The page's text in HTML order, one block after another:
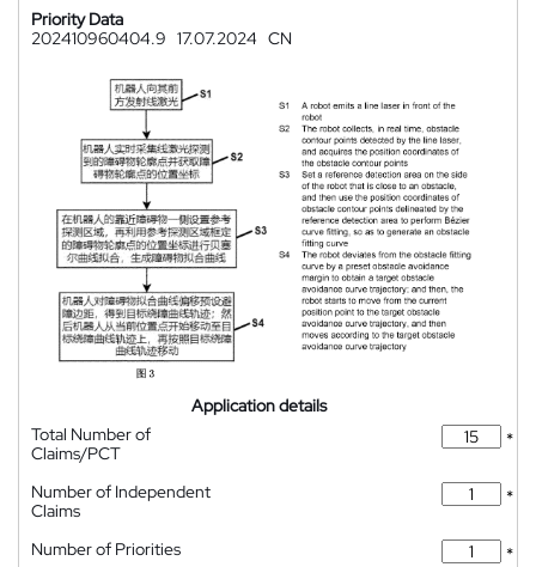
Priority Data
202410960404.9 17.07.2024 CN
Application details
Total Number of
Claims/PCT
*
Number of Independent
Claims
*
Number of Priorities
*